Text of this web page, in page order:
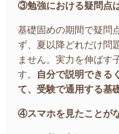
③勉強における疑問点
基礎固めの期間で疑問
ず、夏以降どれだけ問
ません。実力を伸ばす
す。
自分で説明できる
て、受験で通用する基
④スマホを見たことがな